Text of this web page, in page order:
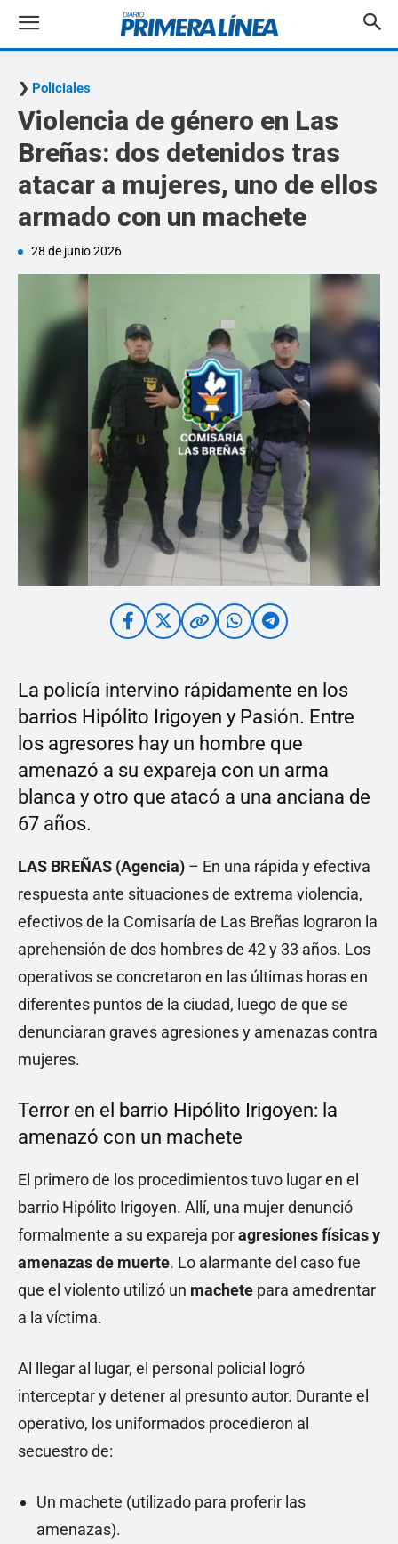
Policiales
Violencia de género en Las
Breñas: dos detenidos tras
atacar a mujeres, uno de ellos
armado con un machete
28 de junio 2026
La policía intervino rápidamente en los
barrios Hipólito Irigoyen y Pasión. Entre
los agresores hay un hombre que
amenazó a su expareja con un arma
blanca y otro que atacó a una anciana de
67 años.
LAS BREÑAS (Agencia) – En una rápida y efectiva
respuesta ante situaciones de extrema violencia,
efectivos de la Comisaría de Las Breñas lograron la
aprehensión de dos hombres de 42 y 33 años. Los
operativos se concretaron en las últimas horas en
diferentes puntos de la ciudad, luego de que se
denunciaran graves agresiones y amenazas contra
mujeres.
Terror en el barrio Hipólito Irigoyen: la
amenazó con un machete
El primero de los procedimientos tuvo lugar en el
barrio Hipólito Irigoyen. Allí, una mujer denunció
formalmente a su expareja poragresiones físicas y
amenazas de muerte. Lo alarmante del caso fue
que el violento utilizó un machete para amedrentar
a la víctima.
Al llegar al lugar, el personal policial logró
interceptar y detener al presunto autor. Durante el
operativo, los uniformados procedieron al
secuestro de:
Un machete (utilizado para proferir las
amenazas).